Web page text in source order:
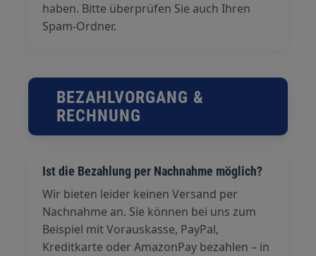
haben. Bitte überprüfen Sie auch Ihren
Spam-Ordner.
BEZAHLVORGANG &
RECHNUNG
Ist die Bezahlung per Nachnahme möglich?
Wir bieten leider keinen Versand per
Nachnahme an. Sie können bei uns zum
Beispiel mit Vorauskasse, PayPal,
Kreditkarte oder AmazonPay bezahlen – in